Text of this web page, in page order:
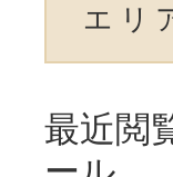
エリ
最近閲